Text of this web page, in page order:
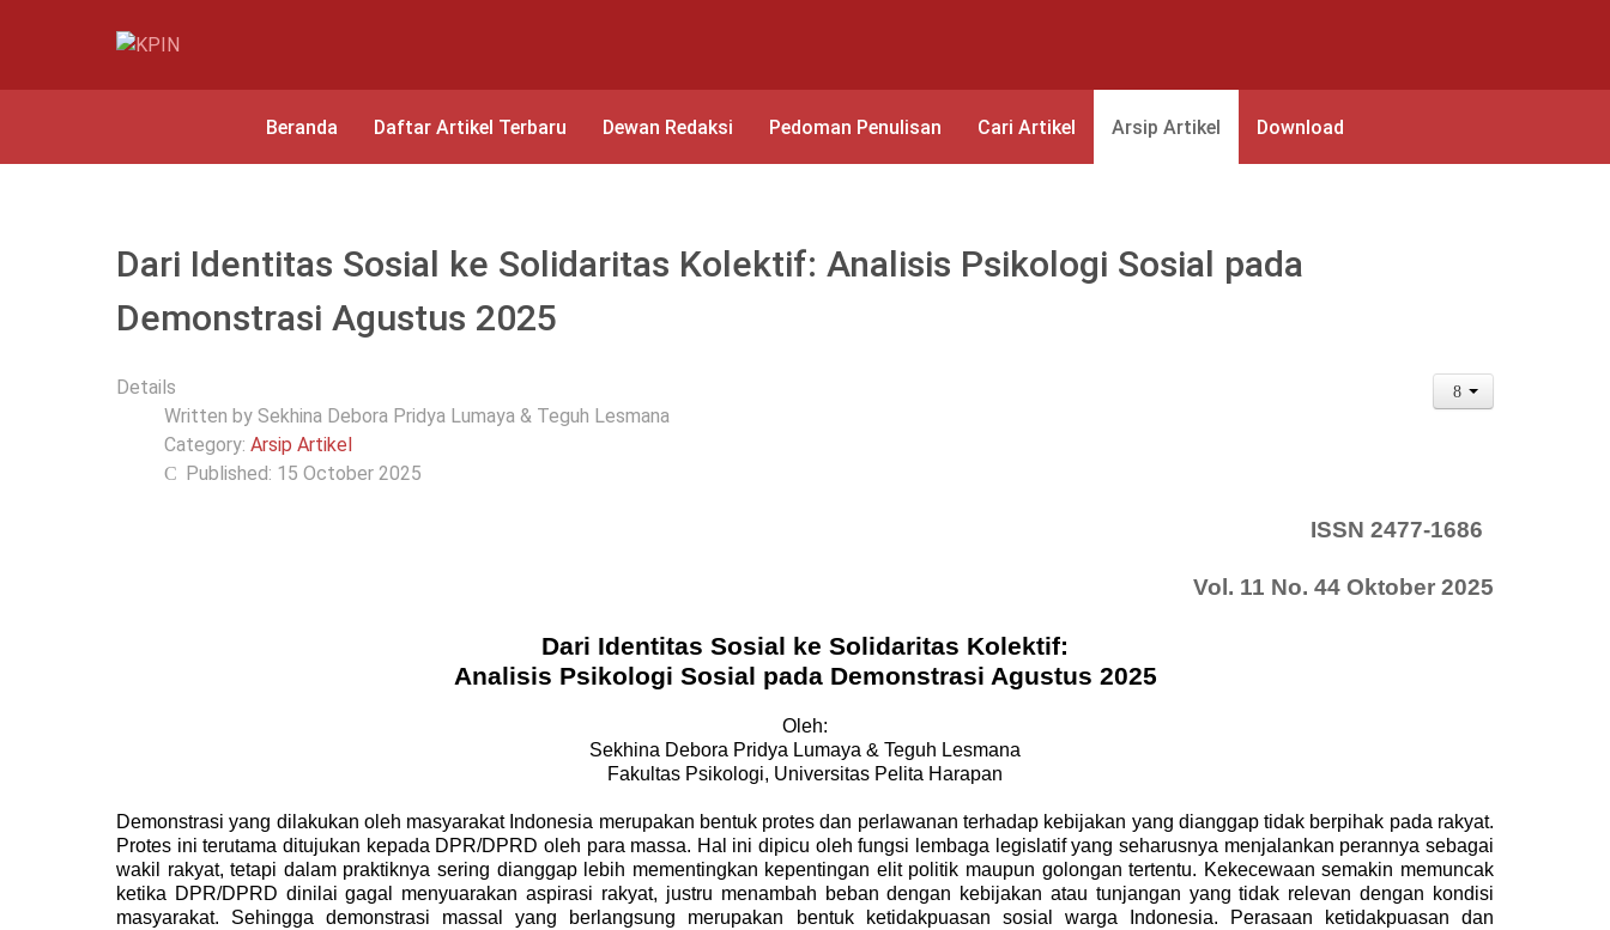
Beranda Daftar Artikel Terbaru Dewan Redaksi Pedoman Penulisan Cari Artikel Arsip Artikel Download
Dari Identitas Sosial ke Solidaritas Kolektif: Analisis Psikologi Sosial pada
Demonstrasi Agustus 2025
Details
Written by Sekhina Debora Pridya Lumaya & Teguh Lesmana
Category: Arsip Artikel
Published: 15 October 2025
ISSN 2477-1686
Vol. 11 No. 44 Oktober 2025
Dari Identitas Sosial ke Solidaritas Kolektif:
Analisis Psikologi Sosial pada Demonstrasi Agustus 2025
Oleh:
Sekhina Debora Pridya Lumaya & Teguh Lesmana
Fakultas Psikologi, Universitas Pelita Harapan
Demonstrasi yang dilakukan oleh masyarakat Indonesia merupakan bentuk protes dan perlawanan terhadap kebijakan yang dianggap tidak berpihak pada rakyat.
Protes ini terutama ditujukan kepada DPR/DPRD oleh para massa. Hal ini dipicu oleh fungsi lembaga legislatif yang seharusnya menjalankan perannya sebagai
wakil rakyat, tetapi dalam praktiknya sering dianggap lebih mementingkan kepentingan elit politik maupun golongan tertentu. Kekecewaan semakin memuncak
ketika DPR/DPRD dinilai gagal menyuarakan aspirasi rakyat, justru menambah beban dengan kebijakan atau tunjangan yang tidak relevan dengan kondisi
masyarakat. Sehingga demonstrasi massal yang berlangsung merupakan bentuk ketidakpuasan sosial warga Indonesia.
Perasaan ketidakpuasan dan